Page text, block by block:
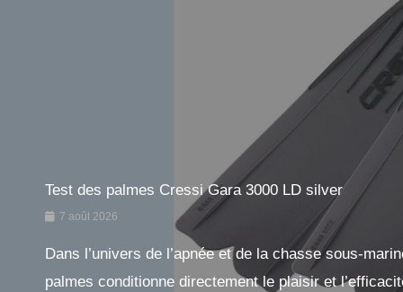
Test des palmes Cressi Gara 3000 LD silver
7 août 2026
Dans l’univers de l’apnée et de la chasse sous-
palmes conditionne directement le plaisir et